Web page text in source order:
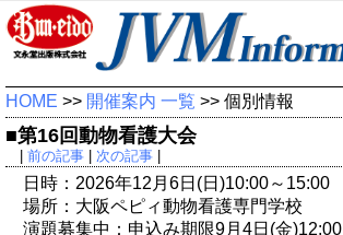
HOME >> 開催案内 一覧 >> 個別情報
■第16回動物看護大会
| 前の記事| 次の記事|
日時：2026年12月6日(日)10:00～15:00
場所：大阪ペピィ動物看護専門学校
演題募集中：申込み期限9月4日(金)12:00